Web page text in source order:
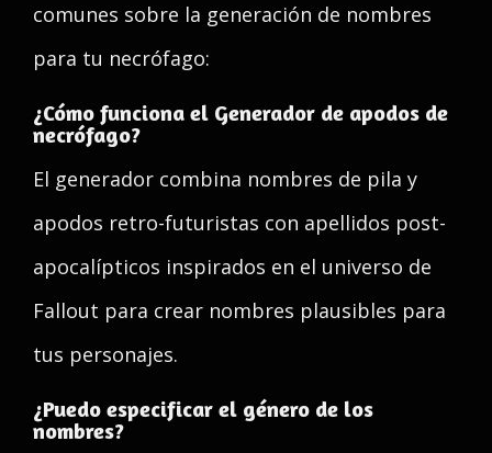
comunes sobre la generación de nombres
para tu necrófago:
¿Cómo funciona el Generador de apodos de
necrófago?
El generador combina nombres de pila y
apodos retro-futuristas con apellidos post-
apocalípticos inspirados en el universo de
Fallout para crear nombres plausibles para
tus personajes.
¿Puedo especificar el género de los
nombres?